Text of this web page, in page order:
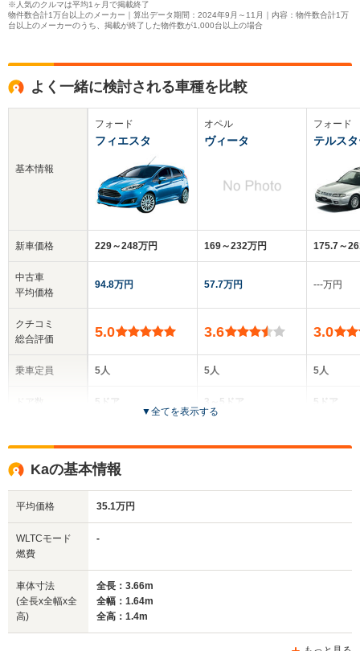
※人気のクルマは平均1ヶ月で掲載終了
物件数合計1万台以上のメーカー｜算出データ期間：2024年9月～11月｜内容：物件数合計1万
台以上のメーカーのうち、掲載が終了した物件数が1,000台以上の場合
よく一緒に検討される車種を比較
基本情報
新車価格
中古車
平均価格
クチコミ
総合評価
乗車定員
サイズ
(全長x全幅x全高)
フォード
フィエスタ
229～248万円
94.8万円
5.0
5人
5ドア
全高
-m
オペル
ヴィータ
169～232万円
57.7万円
3.6
5人
3～5ドア
全高
フォード
テルス
175.7～
‐‐‐万円
3.0
5人
5ドア
全高
▼全てを表示する
Kaの基本情報
平均価格 35.1万円
WLTCモード
燃費
-
車体寸法
(全長x全幅x全
高)
全長：3.66m
全幅：1.64m
全高：1.4m